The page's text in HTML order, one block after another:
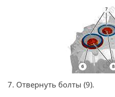
7. Отвернуть болты (9).